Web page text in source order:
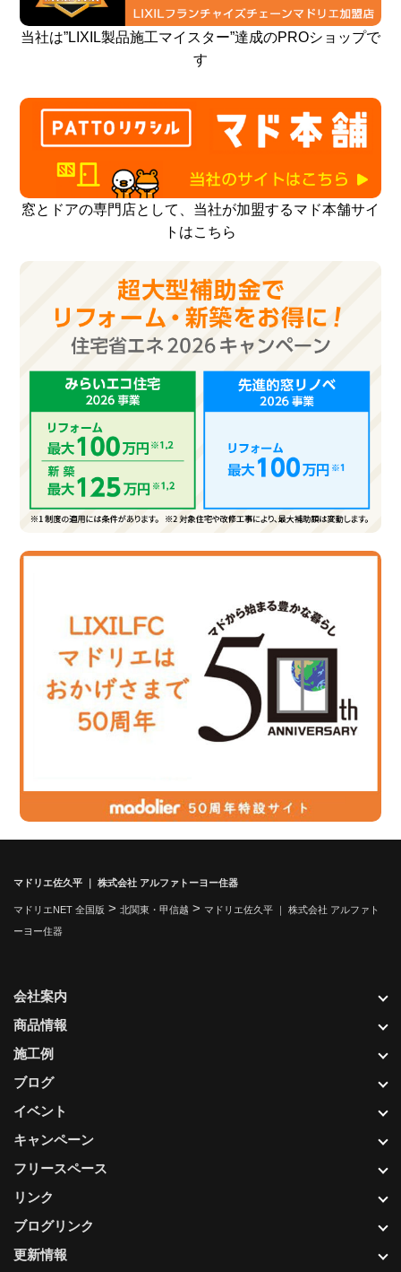
当社は”LIXIL製品施工マイスター”達成のPROショップで
す
窓とドアの専門店として、当社が加盟するマド本舗サイ
トはこちら
マドリエ佐久平 ｜ 株式会社 アルファトーヨー住器
マドリエNET 全国版 > 北関東・甲信越 > マドリエ佐久平 ｜ 株式会社 アルファト
ーヨー住器
更新情報
会社案内
商品情報
施工例
ブログ
イベント
キャンペーン
フリースペース
リンク
ブログリンク